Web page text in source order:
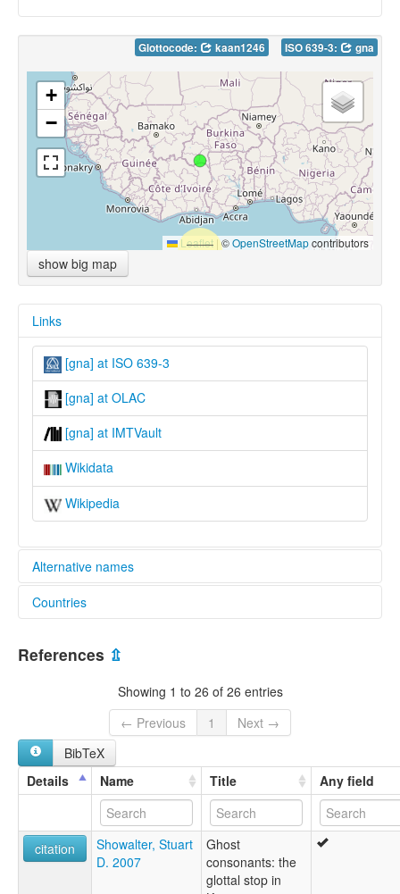
Glottocode: kaan1246 ISO 639-3: gna
+
−
Leaflet |©OpenStreetMapcontributors
show big map
Links
[gna] at ISO 639-3
[gna] at OLAC
[gna] at IMTVault
Wikidata
Wikipedia
Alternative names
lexvo:
multitree:
Gan
Kaansa
Kaanse
Kan
Kpɔdɔɣo
Padorho
Countries
Burkina Faso [BF]
References ⇫
Showing 1 to 26 of 26 entries
← Previous
1
Next →
BibTeX
Details
Name Title Any field
citation
Showalter, Stuart
D. 2007
Ghost
consonants: the
glottal stop in